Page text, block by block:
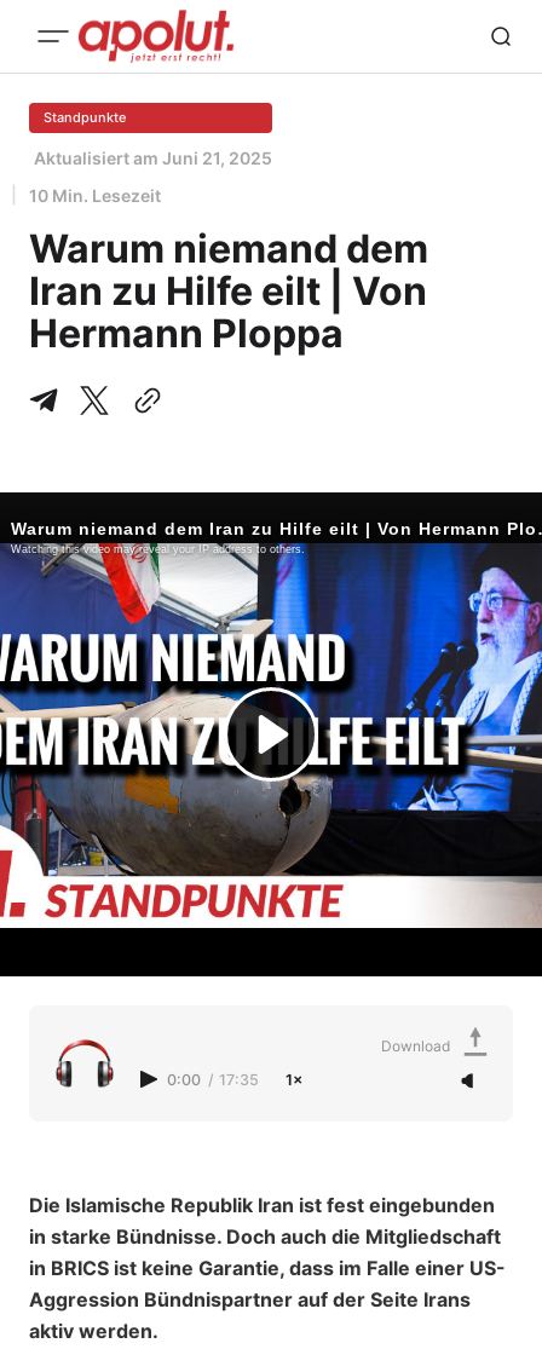
Standpunkte
Aktualisiert am Juni 21, 2025
10 Min. Lesezeit
Warum niemand dem
Iran zu Hilfe eilt | Von
Hermann Ploppa
0:00 / 17:35 1×
Download
Die Islamische Republik Iran ist fest eingebunden
in starke Bündnisse. Doch auch die Mitgliedschaft
in BRICS ist keine Garantie, dass im Falle einer US-
Aggression Bündnispartner auf der Seite Irans
aktiv werden.